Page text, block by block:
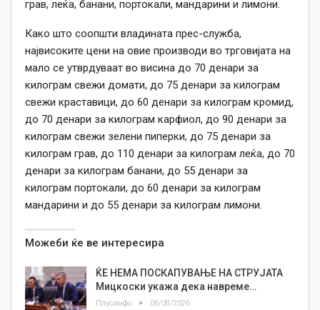
грав, леќа, банани, портокали, мандарини и лимони.
Како што соопшти владината прес-служба,
највисоките цени на овие производи во трговијата на
мало се утврдуваат во висина до 70 денари за
килограм свежи домати, до 75 денари за килограм
свежи краставици, до 60 денари за килограм кромид,
до 70 денари за килограм карфиол, до 90 денари за
килограм свежи зелени пиперки, до 75 денари за
килограм грав, до 110 денари за килограм леќа, до 70
денари за килограм банани, до 55 денари за
килограм портокали, до 60 денари за килограм
мандарини и до 55 денари за килограм лимони.
Можеби ќе ве интересира
ЌЕ НЕМА ПОСКАПУВАЊЕ НА СТРУЈАТА
Мицкоски укажа дека навреме…
Плусинфо 06/08/2026